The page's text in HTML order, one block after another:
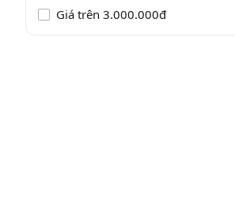
Giá trên 3.000.000đ